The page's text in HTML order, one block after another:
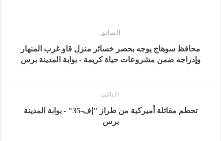
السابق
محافظ سوهاج يوجه بحصر خسائر منزل قاو غرب المنهار
وإدراجه ضمن مشروعات حياة كريمة - بوابة المدينة برس
التالى
تحطم مقاتلة أميركية من طراز "إف-35" - بوابة المدينة
برس